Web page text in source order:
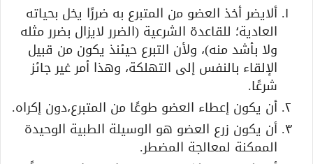
ألايضر أخذ العضو من المتبرع به ضررًا يخل بحياته
العادية؛ للقاعدة الشرعية (الضرر لايزال بضرر مثله
ولا بأشد منه)، ولأن التبرع حيئنذ يكون من قبيل
الإلقاء بالنفس إلى التهلكة، وهذا أمر غير جائز
شرعًا.
أن يكون إعطاء العضو طوعًا من المتبرع،دون إكراه.
أن يكون زرع العضو هو الوسيلة الطبية الوحيدة
الممكنة لمعالجة المضطر.